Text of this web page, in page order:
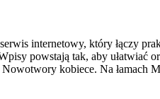
internetowy, który łączy
powstają tak, aby ułatwiać
Nowotwory kobiece. Na